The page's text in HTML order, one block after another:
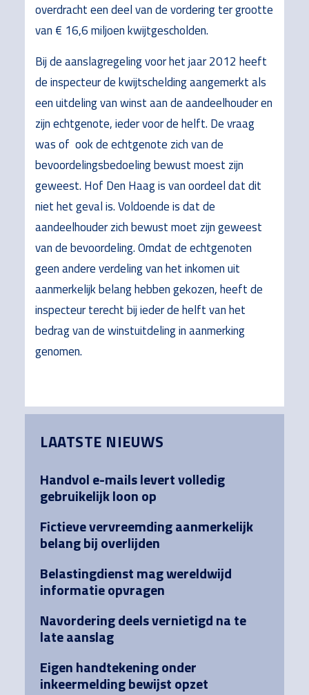
overdracht een deel van de vordering ter grootte
van € 16,6 miljoen kwijtgescholden.
Bij de aanslagregeling voor het jaar 2012 heeft
de inspecteur de kwijtschelding aangemerkt als
een uitdeling van winst aan de aandeelhouder en
zijn echtgenote, ieder voor de helft. De vraag
was of ook de echtgenote zich van de
bevoordelingsbedoeling bewust moest zijn
geweest. Hof Den Haag is van oordeel dat dit
niet het geval is. Voldoende is dat de
aandeelhouder zich bewust moet zijn geweest
van de bevoordeling. Omdat de echtgenoten
geen andere verdeling van het inkomen uit
aanmerkelijk belang hebben gekozen, heeft de
inspecteur terecht bij ieder de helft van het
bedrag van de winstuitdeling in aanmerking
genomen.
Sidebar
LAATSTE NIEUWS
Handvol e-mails levert volledig
gebruikelijk loon op
Fictieve vervreemding aanmerkelijk
belang bij overlijden
Belastingdienst mag wereldwijd
informatie opvragen
Navordering deels vernietigd na te
late aanslag
Eigen handtekening onder
inkeermelding bewijst opzet